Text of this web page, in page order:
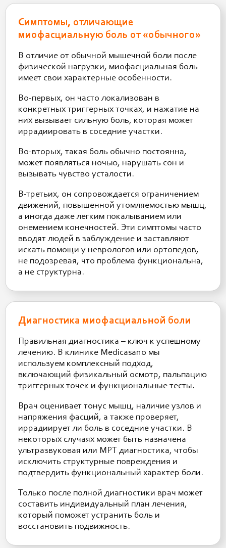
Симптомы, отличающие
миофасциальную боль от «обычного»
В отличие от обычной мышечной боли после
физической нагрузки, миофасциальная боль
имеет свои характерные особенности.
Во-первых, он часто локализован в
конкретных триггерных точках, и нажатие на
них вызывает сильную боль, которая может
иррадиировать в соседние участки.
Во-вторых, такая боль обычно постоянна,
может появляться ночью, нарушать сон и
вызывать чувство усталости.
В-третьих, он сопровождается ограничением
движений, повышенной утомляемостью мышц,
а иногда даже легким покалыванием или
онемением конечностей. Эти симптомы часто
вводят людей в заблуждение и заставляют
искать помощи у неврологов или ортопедов,
не подозревая, что проблема функциональна,
а не структурна.
Диагностика миофасциальной боли
Правильная диагностика – ключ к успешному
лечению. В клинике Medicasano мы
используем комплексный подход,
включающий физикальный осмотр, пальпацию
триггерных точек и функциональные тесты.
Врач оценивает тонус мышц, наличие узлов и
напряжения фасций, а также проверяет,
иррадиирует ли боль в соседние участки. В
некоторых случаях может быть назначена
ультразвуковая или МРТ диагностика, чтобы
исключить структурные повреждения и
подтвердить функциональный характер боли.
Только после полной диагностики врач может
составить индивидуальный план лечения,
который поможет устранить боль и
восстановить подвижность.